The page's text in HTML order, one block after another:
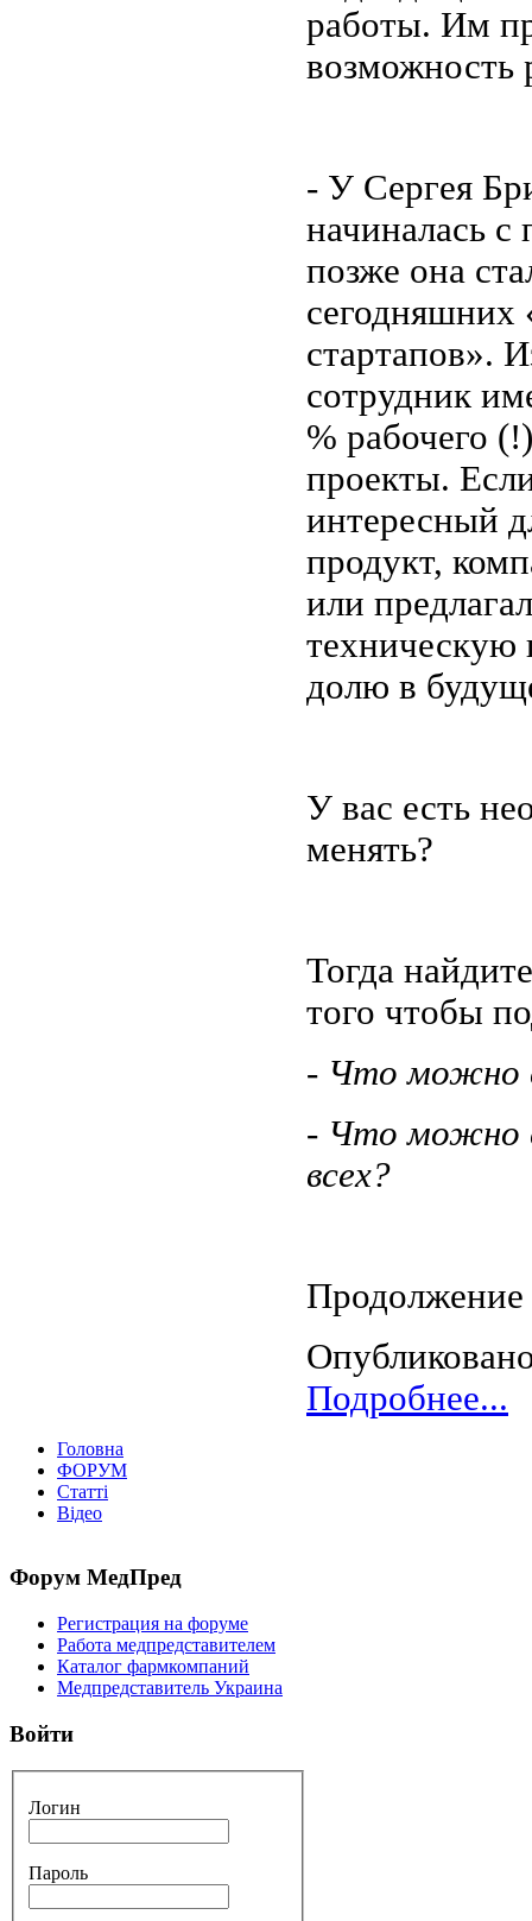
работы. Им
возможность
- У Сергея
начиналась с
позже она
сегодняшних
стартапов».
сотрудник
% рабочего
проекты.
интересный
продукт,
или
техническую
долю в
У вас есть
менять?
Тогда
того чтобы
- Что можно
- Что можно
всех?
Продолжение
Подробнее...
Головна
ФОРУМ
Статті
Відео
Форум МедПред
Регистрация на форуме
Работа медпредставителем
Каталог фармкомпаний
Медпредставитель Украина
Войти
Логин
Пароль